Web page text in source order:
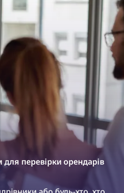
перевірки орендарів